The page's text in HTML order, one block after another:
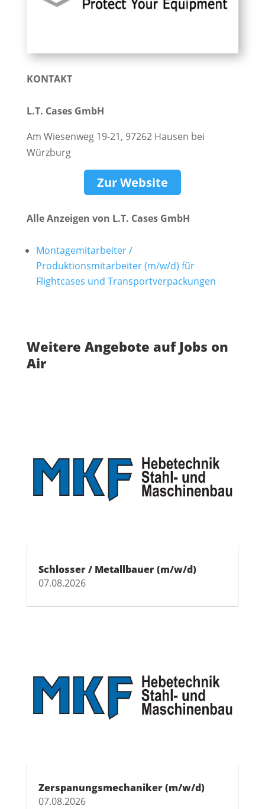
KONTAKT
L.T. Cases GmbH
Am Wiesenweg 19-21, 97262 Hausen bei
Würzburg
Zur Website
Alle Anzeigen von L.T. Cases GmbH
Montagemitarbeiter /
Produktionsmitarbeiter (m/w/d) für
Flightcases und Transportverpackungen
Weitere Angebote auf Jobs on
Air
Schlosser / Metallbauer (m/w/d)
07.08.2026
Zerspanungsmechaniker (m/w/d)
07.08.2026